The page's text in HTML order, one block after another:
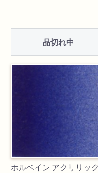
品切れ中
ホルベイン アクリリック